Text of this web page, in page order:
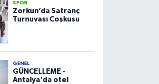
SPOR
Zorkun’da Satranç
Turnuvası Coşkusu
GENEL
GÜNCELLEME -
Antalya'da otel